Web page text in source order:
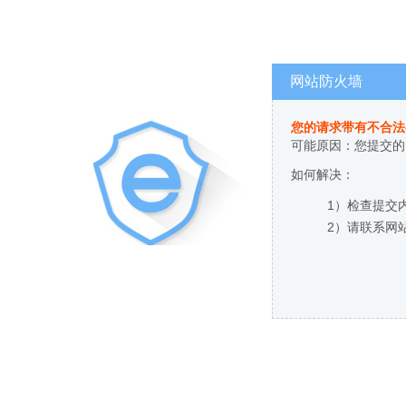
网站防火墙
您的请求带有不合
可能原因：您提交
如何解决：
1）检查提交
2）请联系网